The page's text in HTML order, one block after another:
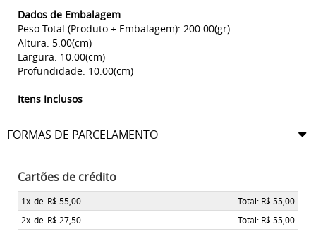
Dados de Embalagem
Peso Total (Produto + Embalagem): 200.00(gr)
Altura: 5.00(cm)
Largura: 10.00(cm)
Profundidade: 10.00(cm)
Itens Inclusos
FORMAS DE PARCELAMENTO
Cartões de crédito
1x de R$ 55,00
Total: R$ 55,00
2x de R$ 27,50 Total: R$ 55,00